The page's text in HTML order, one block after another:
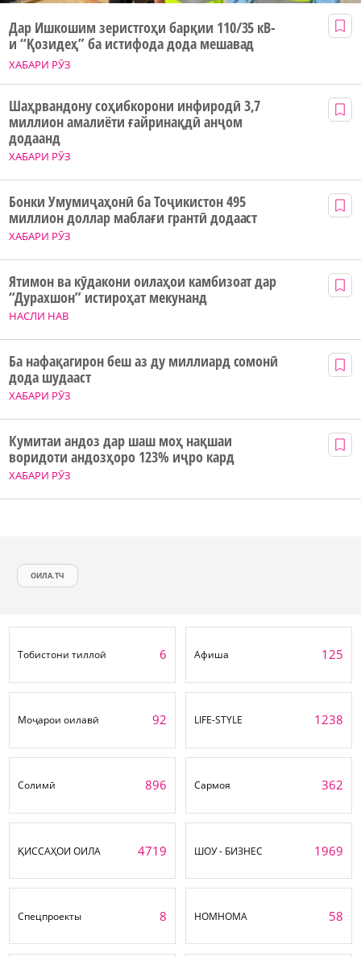
ХАБАРИ РӮЗ
Дар Ишкошим зеристгоҳи барқии 110/35 кВ-
и “Қозидеҳ” ба истифода дода мешавад
ХАБАРИ РӮЗ
Шаҳрвандону соҳибкорони инфиродӣ 3,7
миллион амалиёти ғайринақдӣ анҷом
додаанд
ХАБАРИ РӮЗ
Бонки Умумиҷаҳонӣ ба Тоҷикистон 495
миллион доллар маблағи грантӣ додааст
НАСЛИ НАВ
Ятимон ва кӯдакони оилаҳои камбизоат дар
“Дурахшон” истироҳат мекунанд
ХАБАРИ РӮЗ
Ба нафақагирон беш аз ду миллиард сомонӣ
дода шудааст
ХАБАРИ РӮЗ
Кумитаи андоз дар шаш моҳ нақшаи
воридоти андозҳоро 123% иҷро кард
ОИЛА.ТЧ
Тобистони тиллоӣ 6 Афиша 125
Моҷарои оилавӣ 92 LIFE-STYLE 1238
Солимӣ 896 Сармоя 362
ҚИССАҲОИ ОИЛА 4719 ШОУ - БИЗНЕС 1969
Спецпроекты 8 НОМНОМА 58